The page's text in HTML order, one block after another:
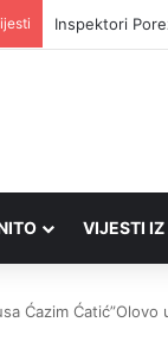
Inspektori
VIJESTI IZ
Ćazim